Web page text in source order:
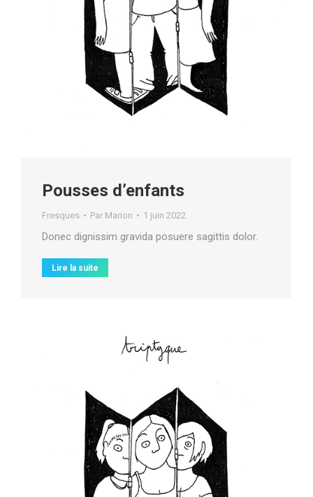
Pousses d’enfants
Fresques Par Marion 1 juin 2022
Donec dignissim gravida posuere sagittis dolor.
Lire la suite